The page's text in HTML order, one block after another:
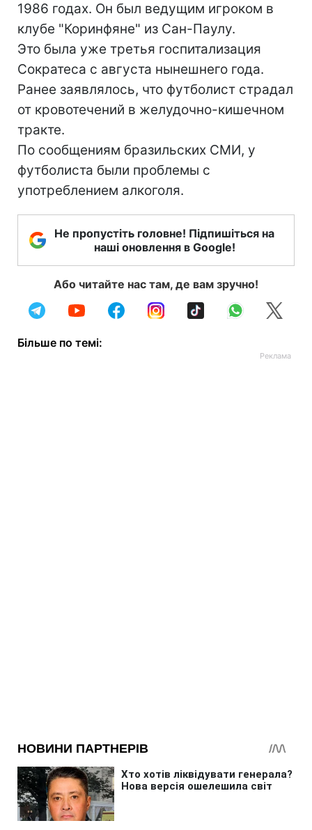
1986 годах. Он был ведущим игроком в
клубе "Коринфяне" из Сан-Паулу.
Это была уже третья госпитализация
Сократеса с августа нынешнего года.
Ранее заявлялось, что футболист страдал
от кровотечений в желудочно-кишечном
тракте.
По сообщениям бразильских СМИ, у
футболиста были проблемы с
употреблением алкоголя.
Не пропустіть головне! Підпишіться на
наші оновлення в Google!
Або читайте нас там, де вам зручно!
Більше по темі: